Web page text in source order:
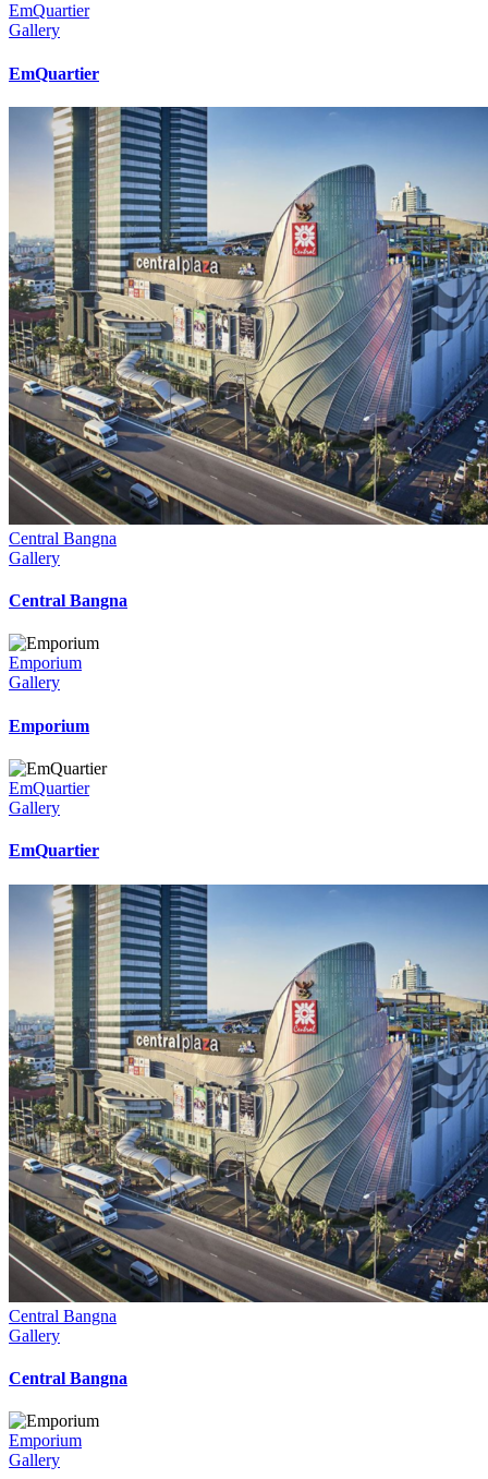
EmQuartier
Gallery
EmQuartier
Central Bangna
Gallery
Central Bangna
Emporium
Gallery
Emporium
EmQuartier
Gallery
EmQuartier
Central Bangna
Gallery
Central Bangna
Emporium
Gallery